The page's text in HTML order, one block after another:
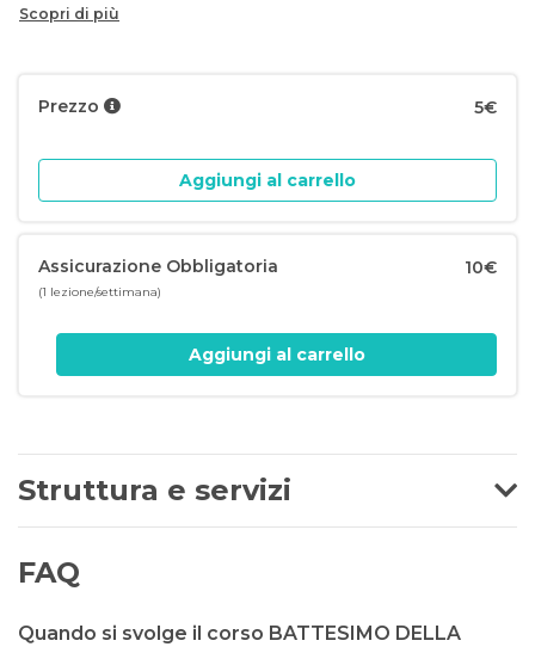
Scopri di più
Prezzo 5€
Aggiungi al carrello
Assicurazione Obbligatoria
(1 lezione/settimana)
10€
Aggiungi al carrello
Struttura e servizi
FAQ
Quando si svolge il corso BATTESIMO DELLA